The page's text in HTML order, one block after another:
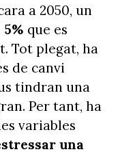
a 2050, un
que es
Tot plegat, ha
de canvi
tindran una
Per tant, ha
variables
una